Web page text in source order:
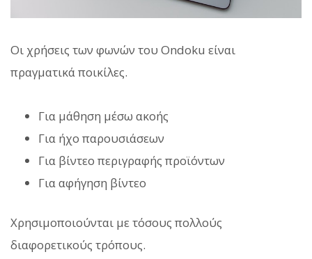
Οι χρήσεις των φωνών του Ondoku είναι
πραγματικά ποικίλες.
Για μάθηση μέσω ακοής
Για ήχο παρουσιάσεων
Για βίντεο περιγραφής προϊόντων
Για αφήγηση βίντεο
Χρησιμοποιούνται με τόσους πολλούς
διαφορετικούς τρόπους.